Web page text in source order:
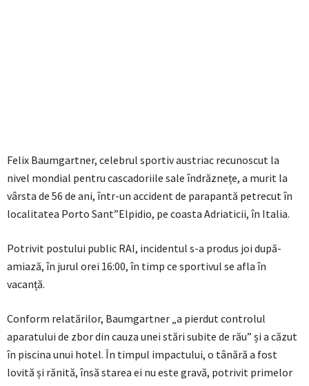
Felix Baumgartner, celebrul sportiv austriac recunoscut la
nivel mondial pentru cascadoriile sale îndrăznețe, a murit la
vârsta de 56 de ani, într-un accident de parapantă petrecut în
localitatea Porto Sant”Elpidio, pe coasta Adriaticii, în Italia.
Potrivit postului public RAI, incidentul s-a produs joi după-
amiază, în jurul orei 16:00, în timp ce sportivul se afla în
vacanță.
Conform relatărilor, Baumgartner „a pierdut controlul
aparatului de zbor din cauza unei stări subite de rău” și a căzut
în piscina unui hotel. În timpul impactului, o tânără a fost
lovită și rănită, însă starea ei nu este gravă, potrivit primelor